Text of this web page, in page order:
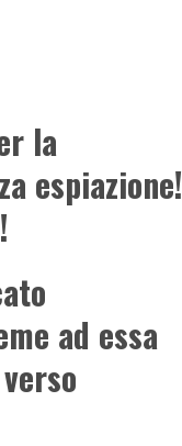
la
espiazione!
ad essa